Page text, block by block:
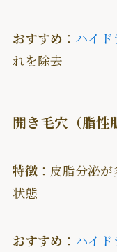
おすすめ ： ハイド
れを除去
開き毛穴（脂性
特徴：皮脂分泌が
状態
おすすめ ： ハイド